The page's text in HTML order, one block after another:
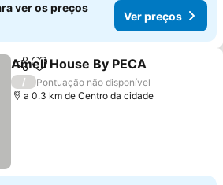
ver os preços
Ver preços
PartilharAdicionar aos favoritos
Ameli House By PECA
/
Pontuação não disponível
a 0.3 km de Centro da cidade